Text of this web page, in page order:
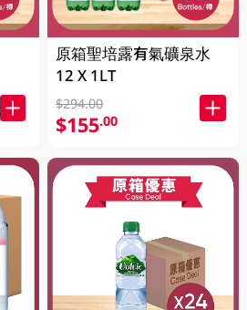
原箱聖培露有氣礦泉水
12 X 1LT
$294.00
$155.00